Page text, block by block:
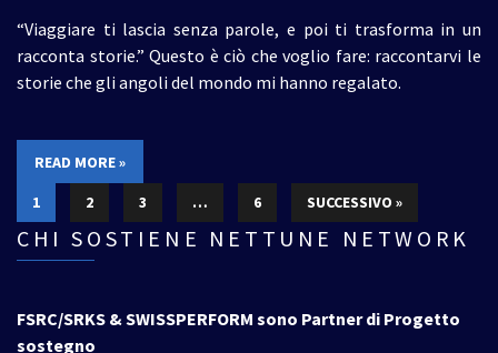
“Viaggiare ti lascia senza parole, e poi ti trasforma in un
racconta storie.” Questo è ciò che voglio fare: raccontarvi le
storie che gli angoli del mondo mi hanno regalato.
READ MORE »
1
2 3 … 6 SUCCESSIVO »
CHI SOSTIENE NETTUNE NETWORK
FSRC/SRKS & SWISSPERFORM sono Partner di Progetto
sostegno